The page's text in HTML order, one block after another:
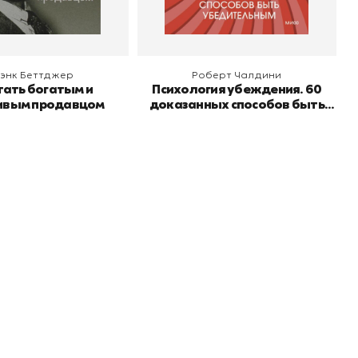
Беттджер
богатым и
продавцом
Роберт Чалдини
Психология убеждения. 60
доказанных способов быть